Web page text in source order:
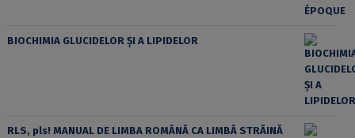
BIOCHIMIA GLUCIDELOR ȘI A LIPIDELOR
RLS, pls! MANUAL DE LIMBA ROMÂNĂ CA LIMBĂ STRĂINĂ